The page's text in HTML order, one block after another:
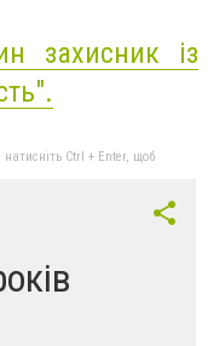
захисник із
Ctrl + Enter, щоб